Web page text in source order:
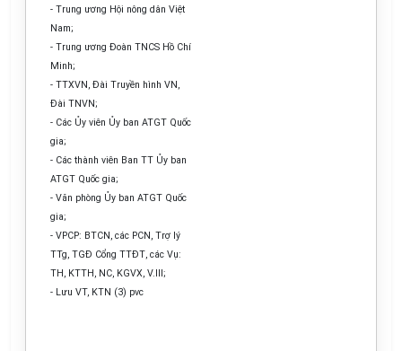
- Trung ương Hội nông dân Việt
Nam;
- Trung ương Đoàn TNCS Hồ Chí
Minh;
- TTXVN, Đài Truyền hình VN,
Đài TNVN;
- Các Ủy viên Ủy ban ATGT Quốc
gia;
- Các thành viên Ban TT Ủy ban
ATGT Quốc gia;
-Văn phòng Ủy ban ATGT Quốc
gia;
- VPCP: BTCN, các PCN, Trợ lý
TTg, TGĐ Cổng TTĐT,các Vụ:
TH, KTTH, NC, KGVX, V.III;
- Lưu VT, KTN (3) pvc